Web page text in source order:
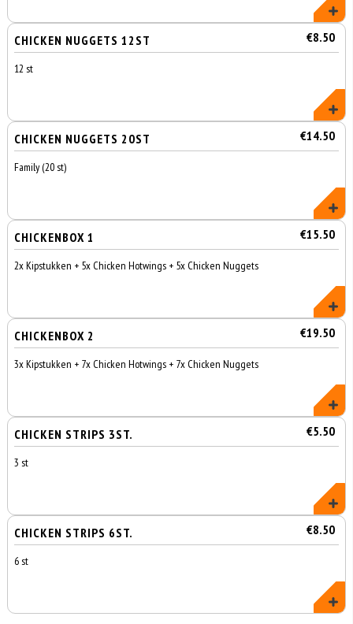
CHICKEN NUGGETS 12ST €8.50
12 st
CHICKEN NUGGETS 20ST €14.50
Family (20 st)
CHICKENBOX 1 €15.50
2x Kipstukken + 5x Chicken Hotwings + 5x Chicken Nuggets
CHICKENBOX 2 €19.50
3x Kipstukken + 7x Chicken Hotwings + 7x Chicken Nuggets
CHICKEN STRIPS 3ST. €5.50
3 st
CHICKEN STRIPS 6ST. €8.50
6 st